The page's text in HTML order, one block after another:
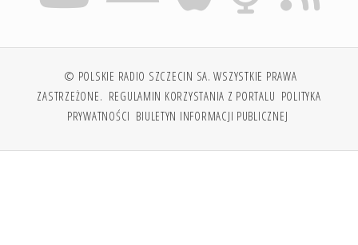
© POLSKIE RADIO SZCZECIN SA. WSZYSTKIE PRAWA
ZASTRZEŻONE. REGULAMIN KORZYSTANIA Z PORTALU POLITYKA
PRYWATNOŚCI BIULETYN INFORMACJI PUBLICZNEJ